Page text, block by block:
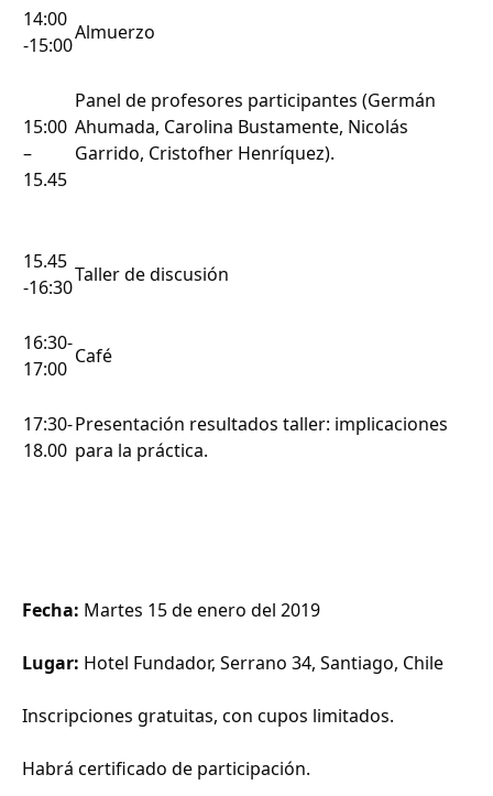
14:00
-15:00
Almuerzo
15:00
–
15.45
Panel de profesores participantes (Germán
Ahumada, Carolina Bustamente, Nicolás
Garrido, Cristofher Henríquez).
15.45
-16:30
Taller de discusión
16:30-
17:00
Café
17:30-
18.00
Presentación resultados taller: implicaciones
para la práctica.
Fecha: Martes 15 de enero del 2019
Lugar: Hotel Fundador, Serrano 34, Santiago, Chile
Inscripciones gratuitas, con cupos limitados.
Habrá certificado de participación.